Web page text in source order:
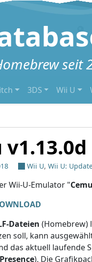
seit
3DS Wii U
v1.13.0d
Wii U, Wii U:
Wii-U-Emulator "Cemu
Dateien (Homebrew)
soll, kann
das aktuell laufende
). Die